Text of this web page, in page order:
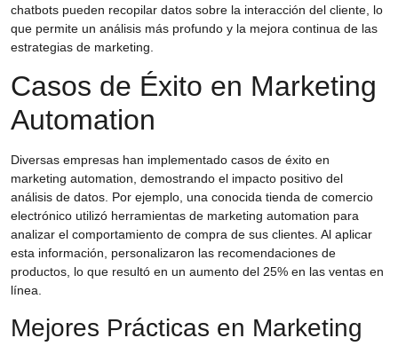
chatbots pueden recopilar datos sobre la interacción del cliente, lo
que permite un análisis más profundo y la mejora continua de las
estrategias de marketing.
Casos de Éxito en Marketing
Automation
Diversas empresas han implementado casos de éxito en
marketing automation, demostrando el impacto positivo del
análisis de datos. Por ejemplo, una conocida tienda de comercio
electrónico utilizó herramientas de marketing automation para
analizar el comportamiento de compra de sus clientes. Al aplicar
esta información, personalizaron las recomendaciones de
productos, lo que resultó en un aumento del 25% en las ventas en
línea.
Mejores Prácticas en Marketing